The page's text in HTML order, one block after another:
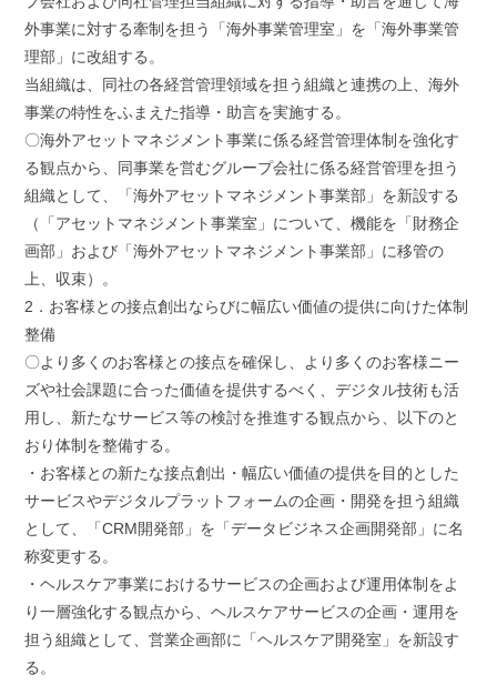
外事業に対する牽制を担う「海外事業管理室」を「海外事業管
理部」に改組する。
当組織は、同社の各経営管理領域を担う組織と連携の上、海外
事業の特性をふまえた指導・助言を実施する。
〇海外アセットマネジメント事業に係る経営管理体制を強化す
る観点から、同事業を営むグループ会社に係る経営管理を担う
組織として、「海外アセットマネジメント事業部」を新設する
（「アセットマネジメント事業室」について、機能を「財務企
画部」および「海外アセットマネジメント事業部」に移管の
上、収束）。
2．お客様との接点創出ならびに幅広い価値の提供に向けた体制
整備
〇より多くのお客様との接点を確保し、より多くのお客様ニー
ズや社会課題に合った価値を提供するべく、デジタル技術も活
用し、新たなサービス等の検討を推進する観点から、以下のと
おり体制を整備する。
・お客様との新たな接点創出・幅広い価値の提供を目的とした
サービスやデジタルプラットフォームの企画・開発を担う組織
として、「CRM開発部」を「データビジネス企画開発部」に名
称変更する。
・ヘルスケア事業におけるサービスの企画および運用体制をよ
り一層強化する観点から、ヘルスケアサービスの企画・運用を
担う組織として、営業企画部に「ヘルスケア開発室」を新設す
る。